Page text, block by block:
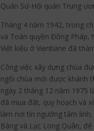
Quán Sứ-Hội quán Trung
Tháng 4 năm 1942, trong
và Toàn quyền Đông Pháp,
Việt kiều ở Vientiane đã
Công việc xây dựng chùa
ngôi chùa mới được khánh
ngày 2 tháng 12 năm 1975
đã mua đất, quy hoạch và
làm nơi tín ngưỡng tâm
Bàng và Lạc Long Quân,